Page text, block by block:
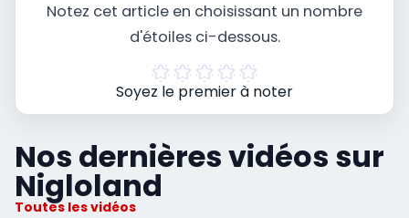
Notez cet article en choisissant un nombre
d'étoiles ci-dessous.
Soyez le premier à noter
Nos dernières vidéos sur
Nigloland
Toutes les vidéos